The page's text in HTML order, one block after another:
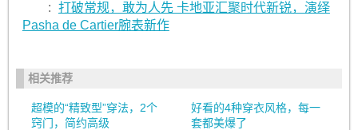
: 打破常规，敢为人先 卡地亚汇聚时代新锐，演绎
Pasha de Cartier腕表新作
相关推荐
超模的“精致型”穿法，2个
窍门，简约高级
好看的4种穿衣风格，每一
套都美爆了